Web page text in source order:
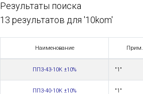
Результаты поиска
13 результатов для '10kom'
Наименование Прим.
ПП3-43-10К ±10% "1"
ПП3-40-10К ±10% "1"